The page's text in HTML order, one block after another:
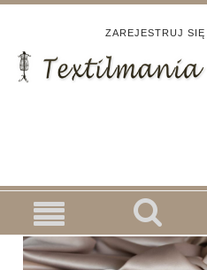
ZAREJESTRUJ SIĘ